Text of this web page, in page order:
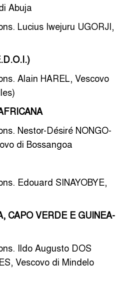
Abuja
Lucius Iwejuru UGORJI,
Alain HAREL, Vescovo
Nestor-Désiré NONGO-
di Bossangoa
Edouard SINAYOBYE,
CAPO VERDE E GUINEA-
Ildo Augusto DOS
Vescovo di Mindelo